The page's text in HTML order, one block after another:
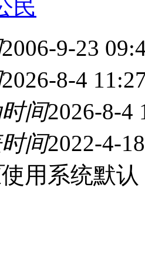
民
2006-9-23
2026-8-4
间2026-8-4
间2022-4-
使用系统默认